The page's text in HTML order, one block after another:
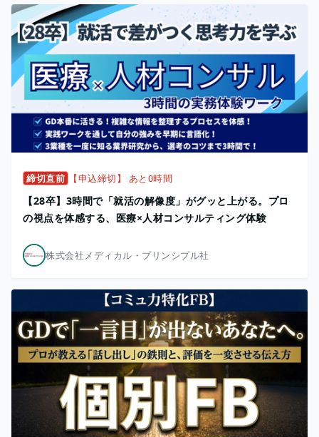
締切直前 【申込締切】 あと0時間
【28卒】3時間で「就活の解像度」がグッと上がる。プロ
の視点を体感する、医療×人材コンサルティング体験
株式会社メディカル・プリンシプル社